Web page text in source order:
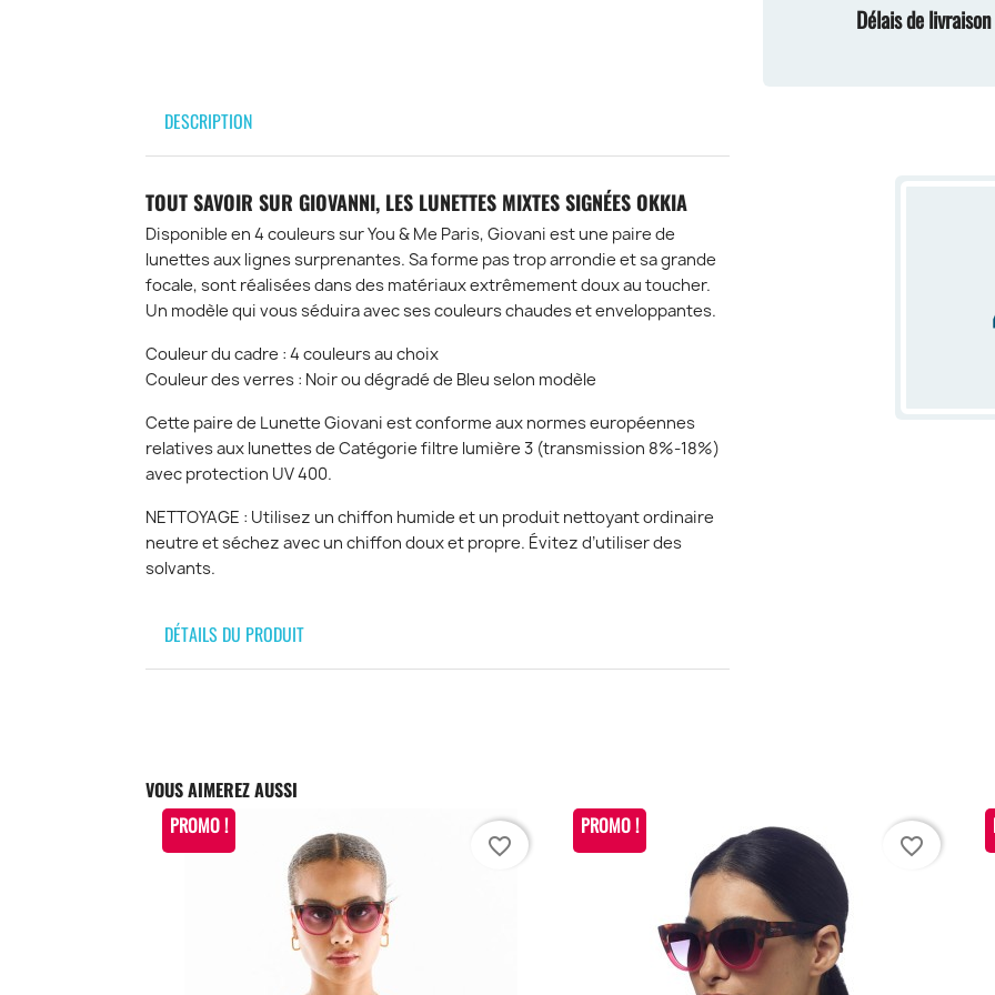
Délais de
DESCRIPTION
TOUT SAVOIR SUR GIOVANNI, LES LUNETTES MIXTES SIGNÉES OKKIA
Disponible en 4 couleurs sur You & Me Paris, Giovani est une paire de
lunettes aux lignes surprenantes. Sa forme pas trop arrondie et sa grande
focale, sont réalisées dans des matériaux extrêmement doux au toucher.
Un modèle qui vous séduira avec ses couleurs chaudes et enveloppantes.
Couleur du cadre : 4 couleurs au choix
Couleur des verres : Noir ou dégradé de Bleu selon modèle
Cette paire de Lunette Giovani est conforme aux normes européennes
relatives aux lunettes de Catégorie filtre lumière 3 (transmission 8%-18%)
avec protection UV 400.
NETTOYAGE : Utilisez un chiffon humide et un produit nettoyant ordinaire
neutre et séchez avec un chiffon doux et propre. Évitez d’utiliser des
solvants.
DÉTAILS DU PRODUIT
VOUS AIMEREZ AUSSI
PROMO !
favorite_border
PROMO !
favorite_border